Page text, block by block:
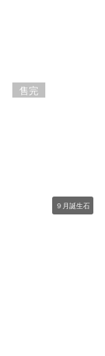
售完
９月誕生石